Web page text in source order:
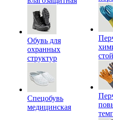
Обувь для
охранных
структур
Спецобувь
медицинская